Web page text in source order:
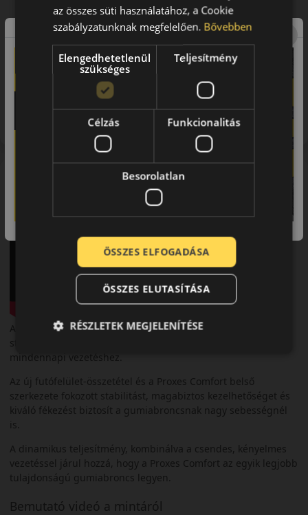
TOYO Proxes Comfort
A Proxes Comfort úgy lett kifejlesztve, hogy prémium szintű
stabilitást és kényelmet biztosítson a nyugodt és élvezetes
mindennapi vezetéshez.
Az új futófelület-összetétel és a Proxes Comfort belső
szerkezete fokozott stabilitást, magabiztos kezelhetőséget és
kiváló fékezést biztosít a gumiabroncsnak nagy sebességnél
is.
A dinamikus teljesítmény, kombinálva a csendes, kényelmes
vezetéssel járul hozzá, hogy a Proxes Comfort az egyik legjobb
tulajdonságú gumiabroncs legyen.
Bemutató videó a mintáról
Figyelem a feltüntetett címke adatok tájékoztató
jellegűek. Előfordulhat, hogy még a korábbi EU-s címkével
ellátott abroncs kerül kiszállításra.
az összes süti használatához, a Cookie
szabályzatunknak megfelelően. Bővebben
Elengedhetetlenül
szükséges
Teljesítmény
Célzás Funkcionalitás
Besorolatlan
ÖSSZES ELFOGADÁSA
ÖSSZES ELUTASÍTÁSA
RÉSZLETEK MEGJELENÍTÉSE